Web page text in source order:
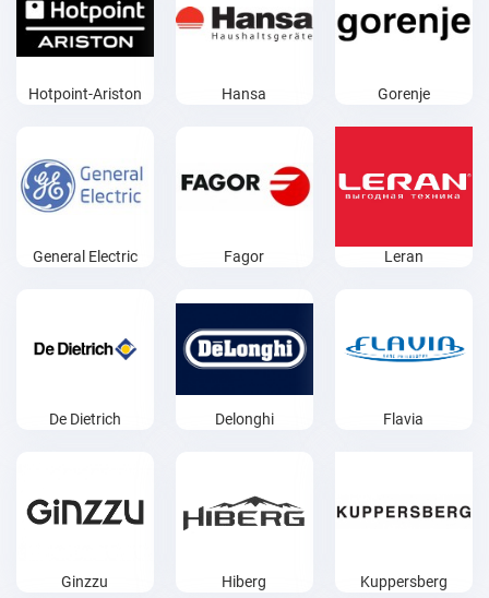
Hotpoint-Ariston Hansa Gorenje
General Electric Fagor Leran
De Dietrich Delonghi Flavia
Ginzzu Hiberg Kuppersberg